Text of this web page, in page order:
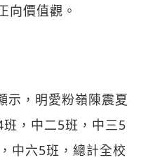
向價值觀。
示，明愛粉嶺陳震夏
，中二5班，中三5
中六5班，總計全校